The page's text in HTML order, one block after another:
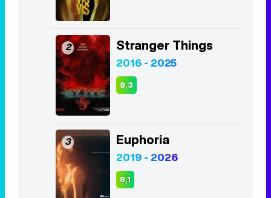
2 Stranger Things
2016 - 2025
8,3
3 Euphoria
2019 - 2026
8,1